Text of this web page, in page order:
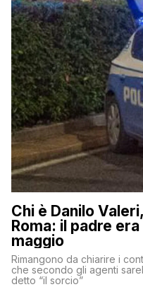
Chi è Danilo
Roma: il padre
maggio
Rimangono da chiarire i
che secondo gli agenti
detto “il sorcio”